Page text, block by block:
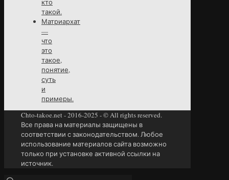
кто
такой.
Матриархат
—
что
это
такое,
понятие,
суть
и
примеры.
Chto-takoe.net - 2016-2025 - © All rights reserved.
Все права на материалы защищены в
соответствии с законодательством. Любое
использование материалов сайта возможно
только при установке активной ссылки на
источник.